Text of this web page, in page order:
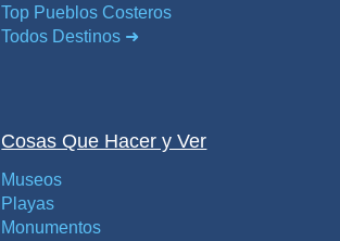
Top Pueblos Costeros
Todos Destinos ➜
Cosas Que Hacer y Ver
Museos
Playas
Monumentos